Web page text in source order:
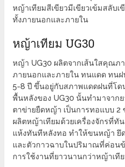
หญ้าเทียมสีเขียวมีเขียวเข้มสลับ
ทั้งภายนอกและภายใน
หญ้าเทียม UG30
หญ้า UG30 ผลิตจากเส้นใสคุณภ
ภายนอกและภายใน ทนแดด ทนฝ
5-8 ปี ขึ้นอยู่กับสภาพแดดฝนที่โด
พื้นหลังของ UG30 นั้นทำมาจาก
ตาข่ายยืดหญ้า เป็นการทอแบบ 2
ผลิตหญ้าเทียมด้วยเครื่องจักรที่ทั
แห้งทันทีหลังทอ ทำให้ขนหญ้า ยึ
และตัวกาวฉาบในปริมาณที่ค่อนข้
การใช้งานที่ยาวนานกว่าหญ้าเที